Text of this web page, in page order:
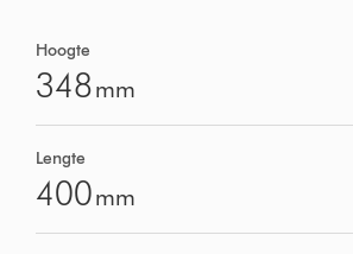
Hoogte
348mm
Lengte
400mm